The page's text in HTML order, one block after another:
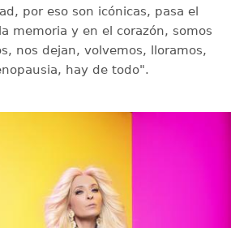
por eso son icónicas, pasa el
memoria y en el corazón, somos
nos dejan, volvemos, lloramos,
hay de todo".